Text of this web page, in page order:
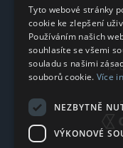
IČ
Tyto webové stránky
cookie ke zlepšení
Používáním našich
souhlasíte se všemi
souladu s našimi
souborů cookie. Více
NEZBYTNĚ
VÝKONOVÉ